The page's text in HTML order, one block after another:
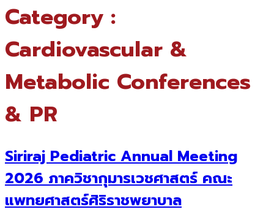
Category :
Cardiovascular &
Metabolic Conferences
& PR
Siriraj Pediatric Annual Meeting
2026 ภาควิชากุมารเวชศาสตร์ คณะ
แพทยศาสตร์ศิริราชพยาบาล